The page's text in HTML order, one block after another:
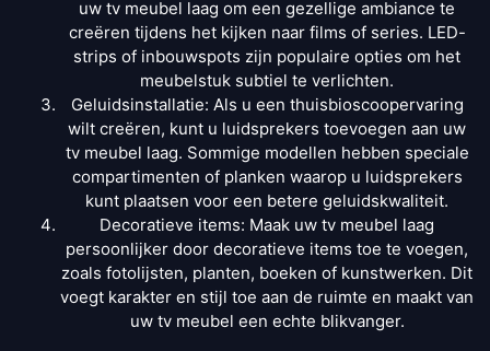
uw tv meubel laag om een gezellige ambiance te
creëren tijdens het kijken naar films of series. LED-
strips of inbouwspots zijn populaire opties om het
meubelstuk subtiel te verlichten.
Geluidsinstallatie: Als u een thuisbioscoopervaring
wilt creëren, kunt u luidsprekers toevoegen aan uw
tv meubel laag. Sommige modellen hebben speciale
compartimenten of planken waarop u luidsprekers
kunt plaatsen voor een betere geluidskwaliteit.
Decoratieve items: Maak uw tv meubel laag
persoonlijker door decoratieve items toe te voegen,
zoals fotolijsten, planten, boeken of kunstwerken. Dit
voegt karakter en stijl toe aan de ruimte en maakt van
uw tv meubel een echte blikvanger.